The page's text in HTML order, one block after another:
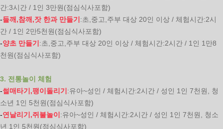
간:3시간 / 1인 3만원(점심식사포함)
-들깨,참깨,잣 한과 만들기 :초,중고,주부 대상 20인 이상 / 체험시간:2시
간 / 1인 2만5천원(점심식사포함)
-양초 만들기 :초,중고,주부 대상 20인 이상 / 체험시간:2시간 / 1인 1만8
천원(점심식사포함)
3. 전통놀이 체험
-썰매타기,팽이돌리기 :유아~성인 / 체험시간:2시간 / 성인 1인 7천원, 청
소년 1인 5천원(점심식사포함)
-연날리기,쥐불놀이 :유아~성인 / 체험시간:2시간 / 성인 1인 7천원, 청소
년 1인 5천원(점심식사포함)